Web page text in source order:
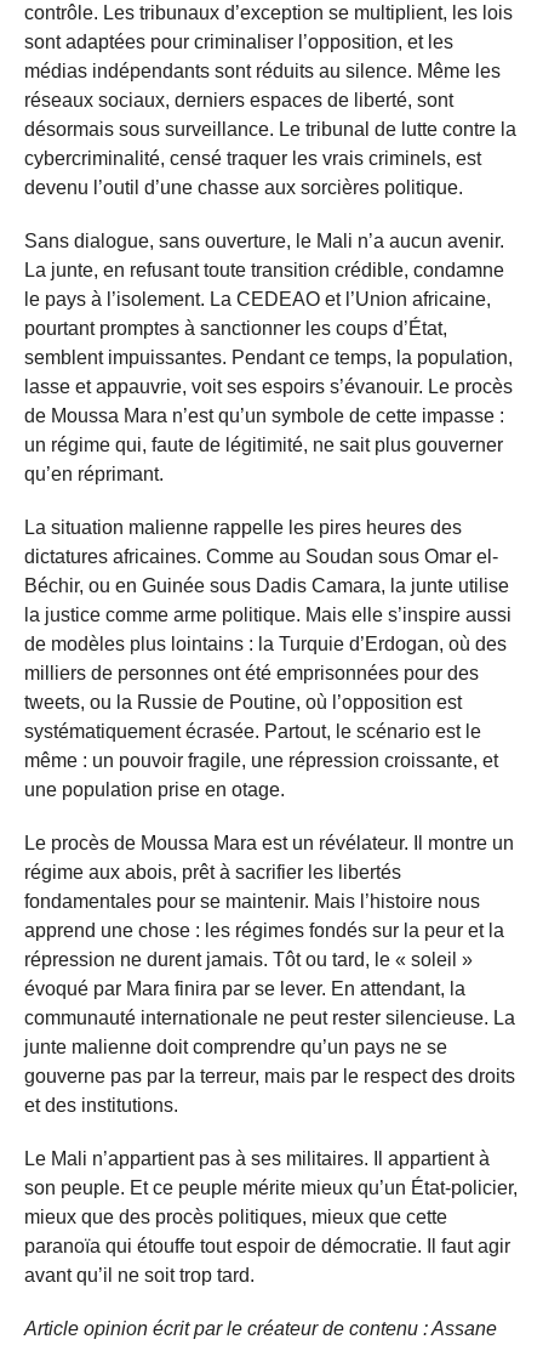
contrôle. Les tribunaux d’exception se multiplient, les lois
sont adaptées pour criminaliser l’opposition, et les
médias indépendants sont réduits au silence. Même les
réseaux sociaux, derniers espaces de liberté, sont
désormais sous surveillance. Le tribunal de lutte contre la
cybercriminalité, censé traquer les vrais criminels, est
devenu l’outil d’une chasse aux sorcières politique.
Sans dialogue, sans ouverture, le Mali n’a aucun avenir.
La junte, en refusant toute transition crédible, condamne
le pays à l’isolement. La CEDEAO et l’Union africaine,
pourtant promptes à sanctionner les coups d’État,
semblent impuissantes. Pendant ce temps, la population,
lasse et appauvrie, voit ses espoirs s’évanouir. Le procès
de Moussa Mara n’est qu’un symbole de cette impasse :
un régime qui, faute de légitimité, ne sait plus gouverner
qu’en réprimant.
La situation malienne rappelle les pires heures des
dictatures africaines. Comme au Soudan sous Omar el-
Béchir, ou en Guinée sous Dadis Camara, la junte utilise
la justice comme arme politique. Mais elle s’inspire aussi
de modèles plus lointains : la Turquie d’Erdogan, où des
milliers de personnes ont été emprisonnées pour des
tweets, ou la Russie de Poutine, où l’opposition est
systématiquement écrasée. Partout, le scénario est le
même : un pouvoir fragile, une répression croissante, et
une population prise en otage.
Le procès de Moussa Mara est un révélateur. Il montre un
régime aux abois, prêt à sacrifier les libertés
fondamentales pour se maintenir. Mais l’histoire nous
apprend une chose : les régimes fondés sur la peur et la
répression ne durent jamais. Tôt ou tard, le « soleil »
évoqué par Mara finira par se lever. En attendant, la
communauté internationale ne peut rester silencieuse. La
junte malienne doit comprendre qu’un pays ne se
gouverne pas par la terreur, mais par le respect des droits
et des institutions.
Le Mali n’appartient pas à ses militaires. Il appartient à
son peuple. Et ce peuple mérite mieux qu’un État-policier,
mieux que des procès politiques, mieux que cette
paranoïa qui étouffe tout espoir de démocratie. Il faut agir
avant qu’il ne soit trop tard.
Article opinion écrit par le créateur de contenu : Assane